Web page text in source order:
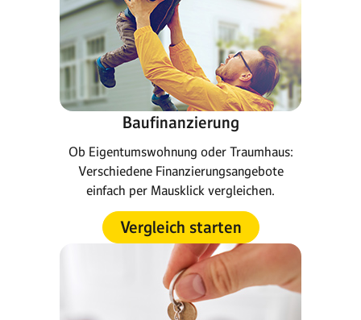
Baufinanzierung
Ob Eigentumswohnung oder Traumhaus:
Verschiedene Finanzierungsangebote
einfach per Mausklick vergleichen.
Vergleich starten